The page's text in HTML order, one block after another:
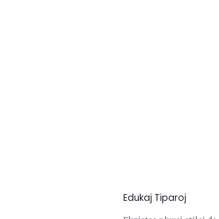
Edukaj Tiparoj